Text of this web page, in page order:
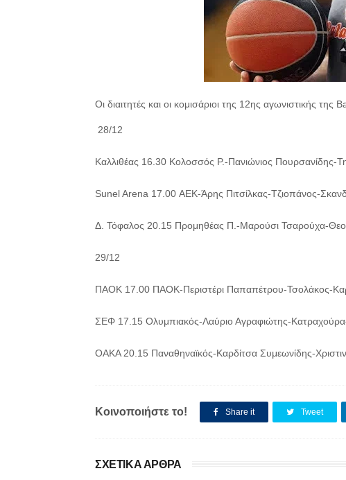
Οι διαιτητές και οι κομισάριοι της 12ης αγωνιστικής της
28/12
Καλλιθέας 16.30 Κολοσσός Ρ.-Πανιώνιος Πουρσανίδης-
Sunel Arena 17.00 ΑΕΚ-Άρης Πιτσίλκας-Τζιοπάνος-
Δ. Τόφαλος 20.15 Προμηθέας Π.-Μαρούσι Τσαρούχα-
29/12
ΠΑΟΚ 17.00 ΠΑΟΚ-Περιστέρι Παπαπέτρου-Τσολάκος-
ΣΕΦ 17.15 Ολυμπιακός-Λαύριο Αγραφιώτης-
ΟΑΚΑ 20.15 Παναθηναϊκός-Καρδίτσα Συμεωνίδης-
Κοινοποιήστε το! Share it Tweet
ΣΧΕΤΙΚΑ ΑΡΘΡΑ